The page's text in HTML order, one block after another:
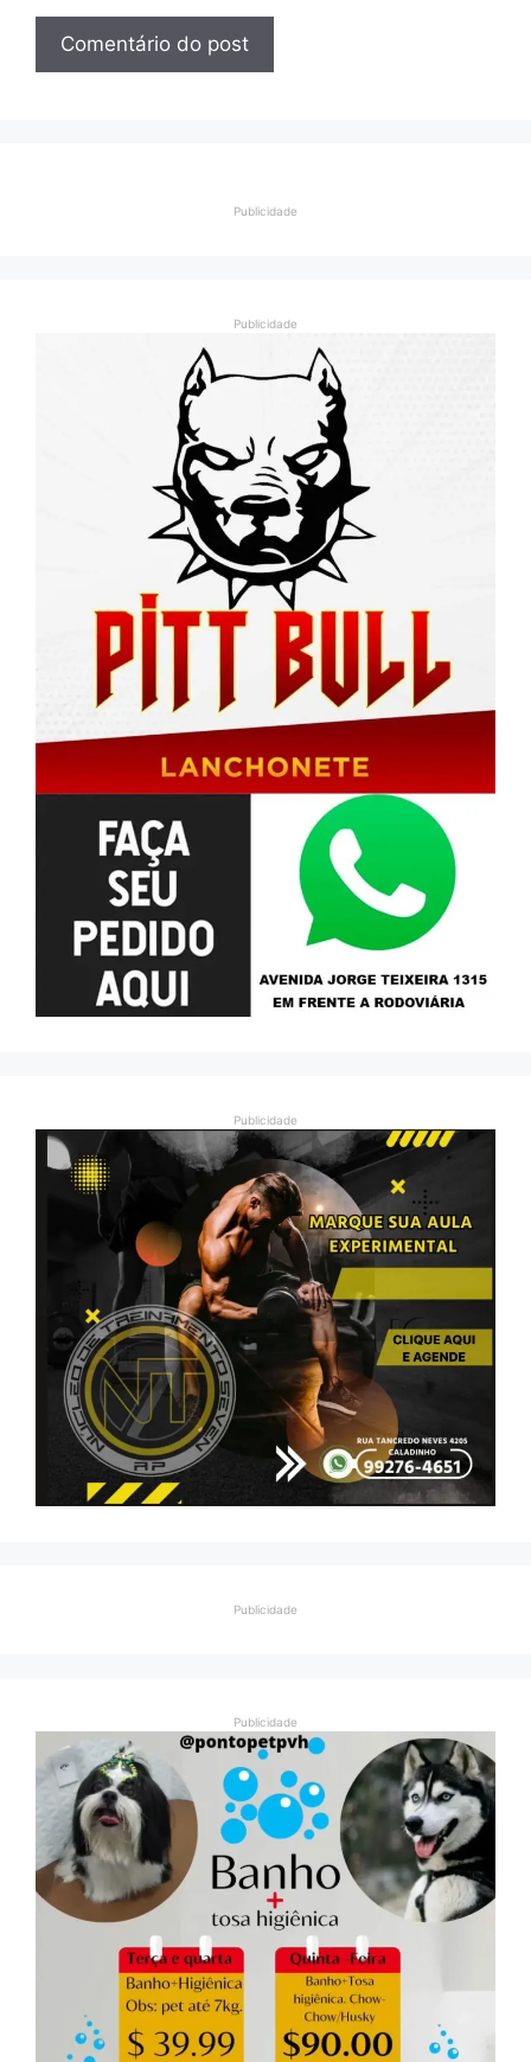
Publicidade
Publicidade
Publicidade
Publicidade
Publicidade